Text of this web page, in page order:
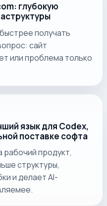
глубокую
получать
сайт
или проблема только
язык для Codex,
поставке софта
продукт,
структуры,
и делает AI-